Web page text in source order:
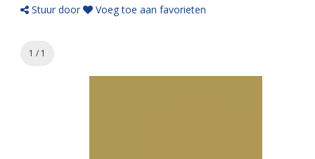
Stuur door Voeg toe aan favorieten
1 / 1